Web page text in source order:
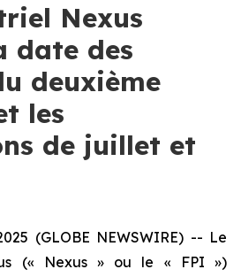
Nexus
date des
deuxième
les
de juillet et
(GLOBE NEWSWIRE) -- Le
(« Nexus » ou le « FPI »)